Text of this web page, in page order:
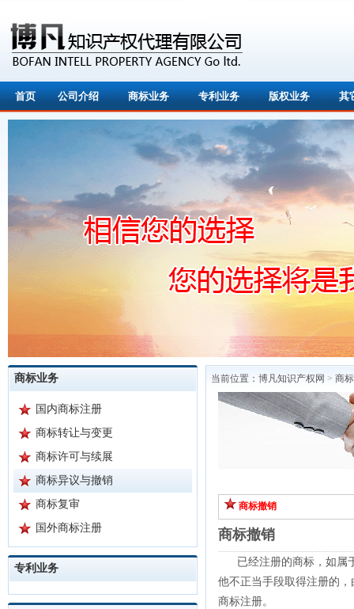
首页 公司介绍 商标业务 专利业务 版权业务 其
商标业务
国内商标注册
商标转让与变更
商标许可与续展
商标异议与撤销
商标复审
国外商标注册
专利业务
当前位置： 博凡知识产权网 > 商
商标撤销
商标撤销
已经注册的商标，如属
他不正当手段取得注册的
商标注册。